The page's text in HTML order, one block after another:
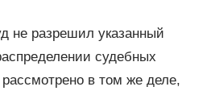
не разрешил указанный
судебных
в том же деле,